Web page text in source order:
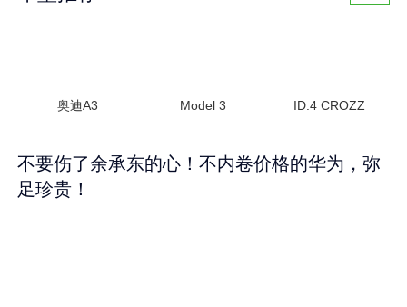
奥迪A3 Model 3 ID.4 CROZZ
不要伤了余承东的心！不内卷价格的华为，弥
足珍贵！